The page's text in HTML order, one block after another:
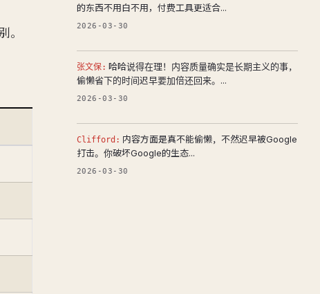
的东西不用白不用，付费工具更适合...
2026-03-30
张文保:
偷懒省下的时间迟早要加倍还回来。...
2026-03-30
Clifford:
打击。你破坏Google的生态...
2026-03-30